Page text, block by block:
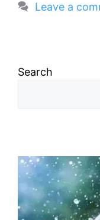
Leave a
Search